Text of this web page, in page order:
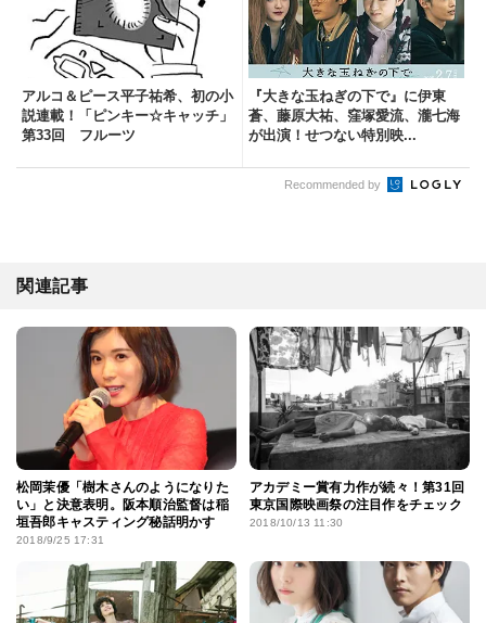
アルコ＆ピース平子祐希、初の小
説連載！「ピンキー☆キャッチ」
第33回 フルーツ
『大きな玉ねぎの下で』に伊東
蒼、藤原大祐、窪塚愛流、瀧七海
が出演！せつない特別映...
Recommended by
関連記事
松岡茉優「樹木さんのようになりた
い」と決意表明。阪本順治監督は稲
垣吾郎キャスティング秘話明かす
2018/9/25 17:31
アカデミー賞有力作が続々！第31回
東京国際映画祭の注目作をチェック
2018/10/13 11:30